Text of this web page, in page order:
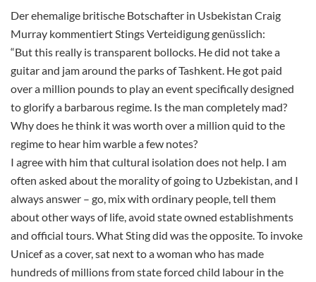
Der ehemalige britische Botschafter in Usbekistan Craig
Murray kommentiert Stings Verteidigung genüsslich:
“But this really is transparent bollocks. He did not take a
guitar and jam around the parks of Tashkent. He got paid
over a million pounds to play an event specifically designed
to glorify a barbarous regime. Is the man completely mad?
Why does he think it was worth over a million quid to the
regime to hear him warble a few notes?
I agree with him that cultural isolation does not help. I am
often asked about the morality of going to Uzbekistan, and I
always answer – go, mix with ordinary people, tell them
about other ways of life, avoid state owned establishments
and official tours. What Sting did was the opposite. To invoke
Unicef as a cover, sat next to a woman who has made
hundreds of millions from state forced child labour in the